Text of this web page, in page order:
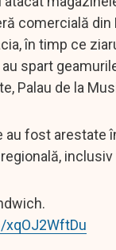
comercială din
în timp ce
spart
Palau de la
au fost arestate